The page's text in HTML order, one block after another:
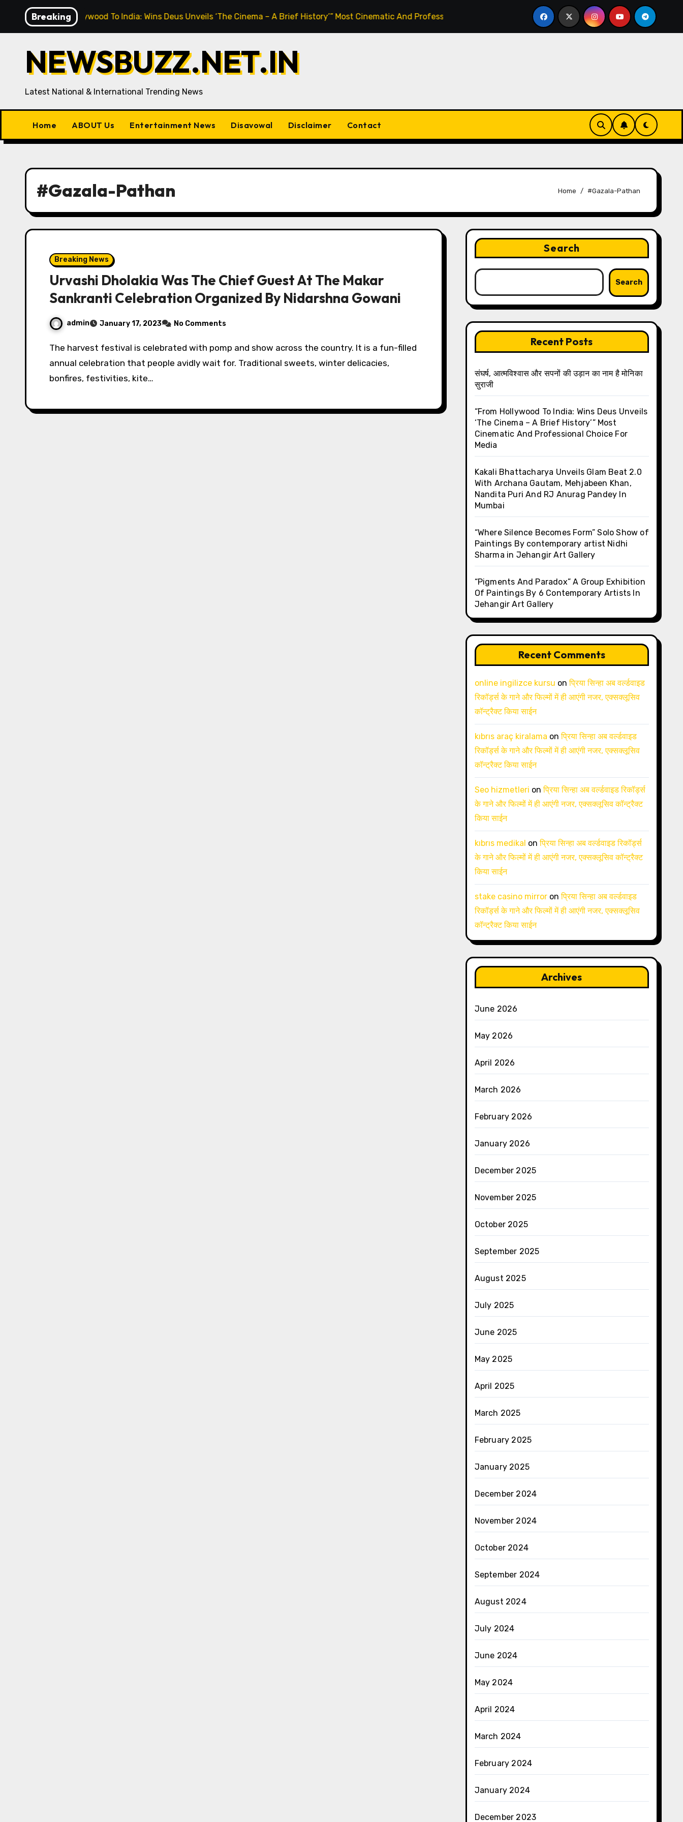
content
Breaking
“From Hollywood To India: Wins Deus Unveils ‘The Cinema – A Brief History’” Most Cinematic And Professional Choice For Media Kakali Bhattacharya Unveils Glam Beat
NEWSBUZZ.NET.IN
Latest National & International Trending News
Home ABOUT Us Entertainment News Disavowal Disclaimer Contact
#Gazala-Pathan Home #Gazala-Pathan
Breaking News
Urvashi Dholakia Was The Chief Guest At The Makar
Sankranti Celebration Organized By Nidarshna Gowani
admin January 17, 2023 No Comments
The harvest festival is celebrated with pomp and show across the country. It is a fun-filled
annual celebration that people avidly wait for. Traditional sweets, winter delicacies,
bonfires, festivities, kite…
Search
Search
Recent Posts
संघर्ष, आत्मविश्वास और सपनों की उड़ान का नाम है मोनिका
सुराजी
“From Hollywood To India: Wins Deus Unveils
‘The Cinema – A Brief History’” Most
Cinematic And Professional Choice For
Media
Kakali Bhattacharya Unveils Glam Beat 2.0
With Archana Gautam, Mehjabeen Khan,
Nandita Puri And RJ Anurag Pandey In
Mumbai
“Where Silence Becomes Form” Solo Show of
Paintings By contemporary artist Nidhi
Sharma in Jehangir Art Gallery
“Pigments And Paradox” A Group Exhibition
Of Paintings By 6 Contemporary Artists In
Jehangir Art Gallery
Recent Comments
online ingilizce kursu onप्रिया सिन्हा अब वर्ल्डवाइड
रिकॉर्ड्स के गाने और फिल्मों में ही आएंगी नजर, एक्सक्लूसिव
कॉन्ट्रैक्ट किया साईन
kıbrıs araç kiralama onप्रिया सिन्हा अब वर्ल्डवाइड
रिकॉर्ड्स के गाने और फिल्मों में ही आएंगी नजर, एक्सक्लूसिव
कॉन्ट्रैक्ट किया साईन
Seo hizmetleri onप्रिया सिन्हा अब वर्ल्डवाइड रिकॉर्ड्स
के गाने और फिल्मों में ही आएंगी नजर, एक्सक्लूसिव कॉन्ट्रैक्ट
किया साईन
kıbrıs medikal onप्रिया सिन्हा अब वर्ल्डवाइड रिकॉर्ड्स
के गाने और फिल्मों में ही आएंगी नजर, एक्सक्लूसिव कॉन्ट्रैक्ट
किया साईन
stake casino mirroronप्रिया सिन्हा अब वर्ल्डवाइड
रिकॉर्ड्स के गाने और फिल्मों में ही आएंगी नजर, एक्सक्लूसिव
कॉन्ट्रैक्ट किया साईन
Archives
June 2026
May 2026
April 2026
March 2026
February 2026
January 2026
December 2025
November 2025
October 2025
September 2025
August 2025
July 2025
June 2025
May 2025
April 2025
March 2025
February 2025
January 2025
December 2024
November 2024
October 2024
September 2024
August 2024
July 2024
June 2024
May 2024
April 2024
March 2024
February 2024
January 2024
December 2023